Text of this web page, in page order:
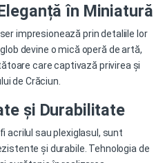
în Miniatură
impresionează prin detaliile lor
devine o mică operă de artă,
care captivază privirea și
de Crăciun.
și Durabilitate
acrilul sau plexiglasul, sunt
și durabile. Tehnologia de